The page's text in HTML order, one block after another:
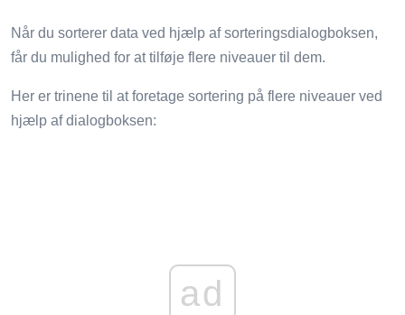
Når du sorterer data ved hjælp af sorteringsdialogboksen,
får du mulighed for at tilføje flere niveauer til dem.
Her er trinene til at foretage sortering på flere niveauer ved
hjælp af dialogboksen:
ad